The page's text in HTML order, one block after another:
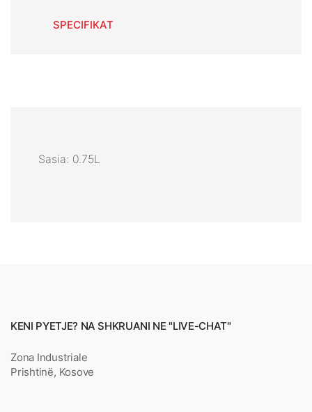
SPECIFIKAT
Sasia: 0.75L
KENI PYETJE? NA SHKRUANI NE "LIVE-CHAT"
Zona Industriale
Prishtinë, Kosove